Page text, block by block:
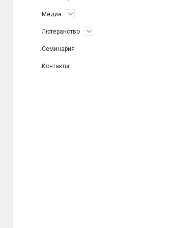
Медиа
открыть
меню
Лютеранство
открыть
меню
Семинария
Контакты